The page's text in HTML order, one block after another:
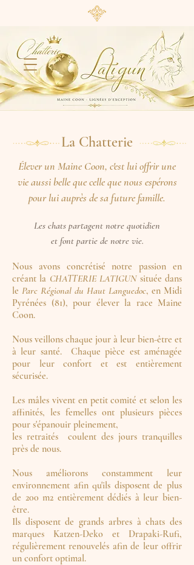
La Chatterie
Les chats partagent notre quotidien
et font partie de notre vie.
Nous avons concrétisé notre passion en
créant la CHATTERIE LATIGUNsituée dans
le Parc Régional du Haut Languedoc, en Midi
Pyrénées (81), pour élever la race Maine
Coon.
​Nous veillons chaque jour à leur bien-être et
à leur santé. Chaque pièce est aménagée
pour leur confort et est entièrement
sécurisée.
Les mâles vivent en petit comité et selon les
affinités, les femelles ont plusieurs pièces
pour s'épanouir pleinement,
les retraités coulent des jours tranquilles
près de nous.
Nous améliorons constamment leur
environnement afin qu'ils disposent de plus
de 200 m2 entièrement dédiés à leur bien-
être.
Ils disposent de grands arbres à chats des
marques Katzen-Deko et Drapaki-Rufi,
régulièrement renouvelés afin de leur offrir
un confort optimal.
Élever un Maine Coon, c'est lui offrir une
vie aussi belle que celle que nous espérons
pour lui auprès de sa future famille.